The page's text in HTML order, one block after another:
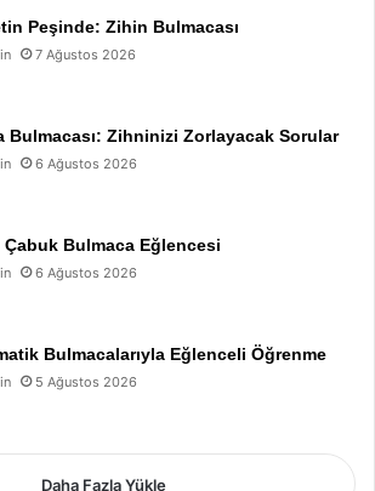
Peşinde: Zihin Bulmacası
7 Ağustos 2026
Bulmacası: Zihninizi Zorlayacak Sorular
6 Ağustos 2026
Çabuk Bulmaca Eğlencesi
6 Ağustos 2026
Bulmacalarıyla Eğlenceli Öğrenme
5 Ağustos 2026
Daha Fazla Yükle